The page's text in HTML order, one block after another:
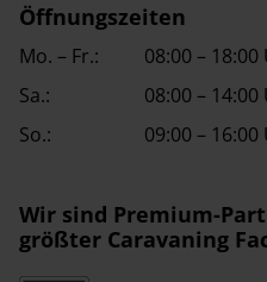
Öffnungszeiten
Mo. – Fr.:
08:00 – 18:00
Sa.:
08:00 – 14:00
So.:
09:00 –
Wir sind Premium-
größter Caravaning